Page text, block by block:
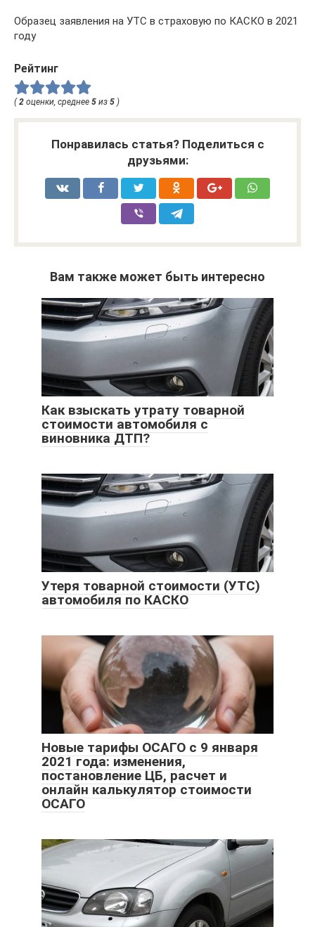
Образец заявления на УТС в страховую по КАСКО в 2021
году
Рейтинг
( 2 оценки, среднее 5 из 5 )
Понравилась статья? Поделиться с
друзьями:
Вам также может быть интересно
Как взыскать утрату товарной
стоимости автомобиля с
виновника ДТП?
Утеря товарной стоимости (УТС)
автомобиля по КАСКО
Новые тарифы ОСАГО с 9 января
2021 года: изменения,
постановление ЦБ, расчет и
онлайн калькулятор стоимости
ОСАГО